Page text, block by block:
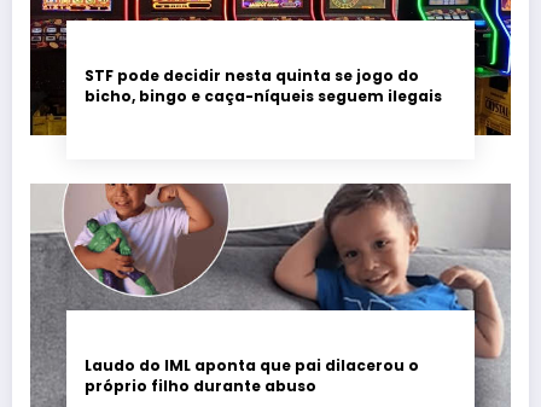
STF pode decidir nesta quinta se jogo do
bicho, bingo e caça-níqueis seguem ilegais
Laudo do IML aponta que pai dilacerou o
próprio filho durante abuso